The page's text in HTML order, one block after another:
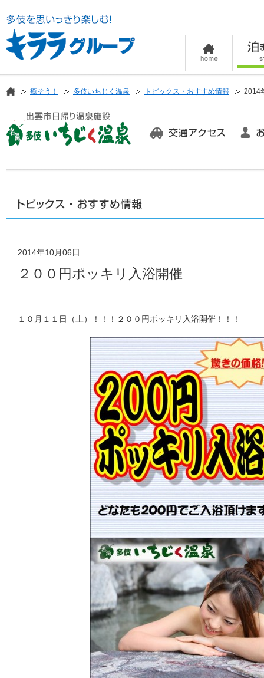
癒そう！ 多伎いちじく温泉 トピックス・おすすめ情報 2014
2014年10月06日
２００円ポッキリ入浴開催
１０月１１日（土）！！！２００円ポッキリ入浴開催！！！